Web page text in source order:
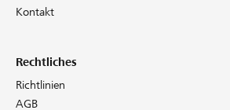
Kontakt
Rechtliches
Richtlinien
AGB